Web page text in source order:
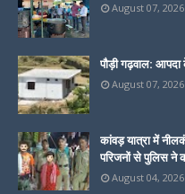
August 07, 2026
पौड़ी गढ़वाल:
August 07, 2026
कांवड़ यात्रा में
परिजनों से पुलिस ने
August 04, 2026